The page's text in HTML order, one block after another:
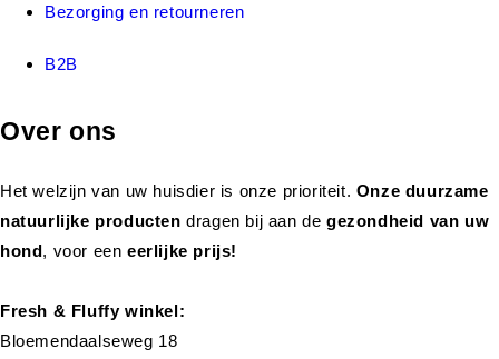
Bezorging en retourneren
B2B
Over ons
Het welzijn van uw huisdier is onze prioriteit. Onze duurzame
natuurlijke productendragen bij aan de gezondheid van uw
hond, voor eeneerlijke prijs!
Fresh & Fluffy winkel:
Bloemendaalseweg 18